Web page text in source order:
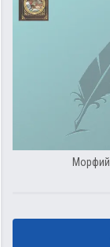
Морфий